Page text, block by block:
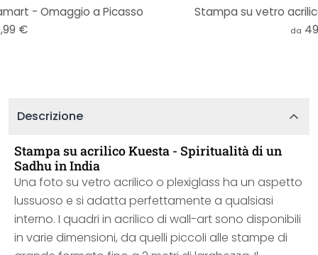
- Omaggio a Picasso
€
Stampa su vetro
da
Descrizione
Stampa su acrilico Kuesta - Spiritualità di un
Sadhu in India
Una foto su vetro acrilico o plexiglass ha un aspetto
lussuoso e si adatta perfettamente a qualsiasi
interno. I quadri in acrilico di wall-art sono disponibili
in varie dimensioni, da quelli piccoli alle stampe di